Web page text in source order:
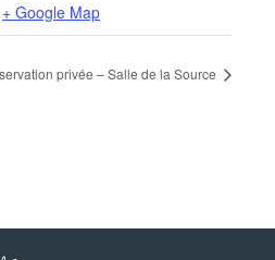
+ Google Map
privée – Salle de la Source